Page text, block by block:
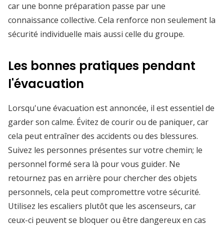
car une bonne préparation passe par une
connaissance collective. Cela renforce non seulement la
sécurité individuelle mais aussi celle du groupe.
Les bonnes pratiques pendant
l'évacuation
Lorsqu'une évacuation est annoncée, il est essentiel de
garder son calme. Évitez de courir ou de paniquer, car
cela peut entraîner des accidents ou des blessures.
Suivez les personnes présentes sur votre chemin; le
personnel formé sera là pour vous guider. Ne
retournez pas en arrière pour chercher des objets
personnels, cela peut compromettre votre sécurité.
Utilisez les escaliers plutôt que les ascenseurs, car
ceux-ci peuvent se bloquer ou être dangereux en cas